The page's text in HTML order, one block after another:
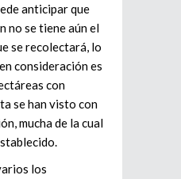
anticipar que
no se tiene aún el
se recolectará, lo
consideración es
con
se han visto con
mucha de la cual
los